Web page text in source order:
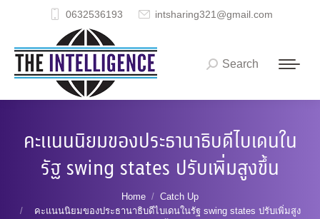
0632536193 intsharing321@gmail.com
Search:
Search
คะแนนนิยมของประธานาธิบดีไบเดนใน
รัฐ swing states ปรับเพิ่มสูงขึ้น
Home
Catch Up
คะแนนนิยมของประธานาธิบดีไบเดนในรัฐ swing states ปรับเพิ่มสูง